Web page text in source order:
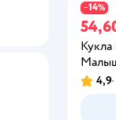
−14%
4,9